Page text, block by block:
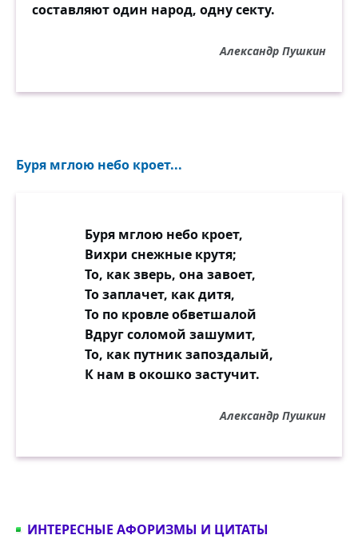
составляют один народ, одну секту.
Александр Пушкин
Буря мглою небо кроет...
Буря мглою небо кроет,
Вихри снежные крутя;
То, как зверь, она завоет,
То заплачет, как дитя,
То по кровле обветшалой
Вдруг соломой зашумит,
То, как путник запоздалый,
К нам в окошко застучит.
Александр Пушкин
ИНТЕРЕСНЫЕ АФОРИЗМЫ И ЦИТАТЫ